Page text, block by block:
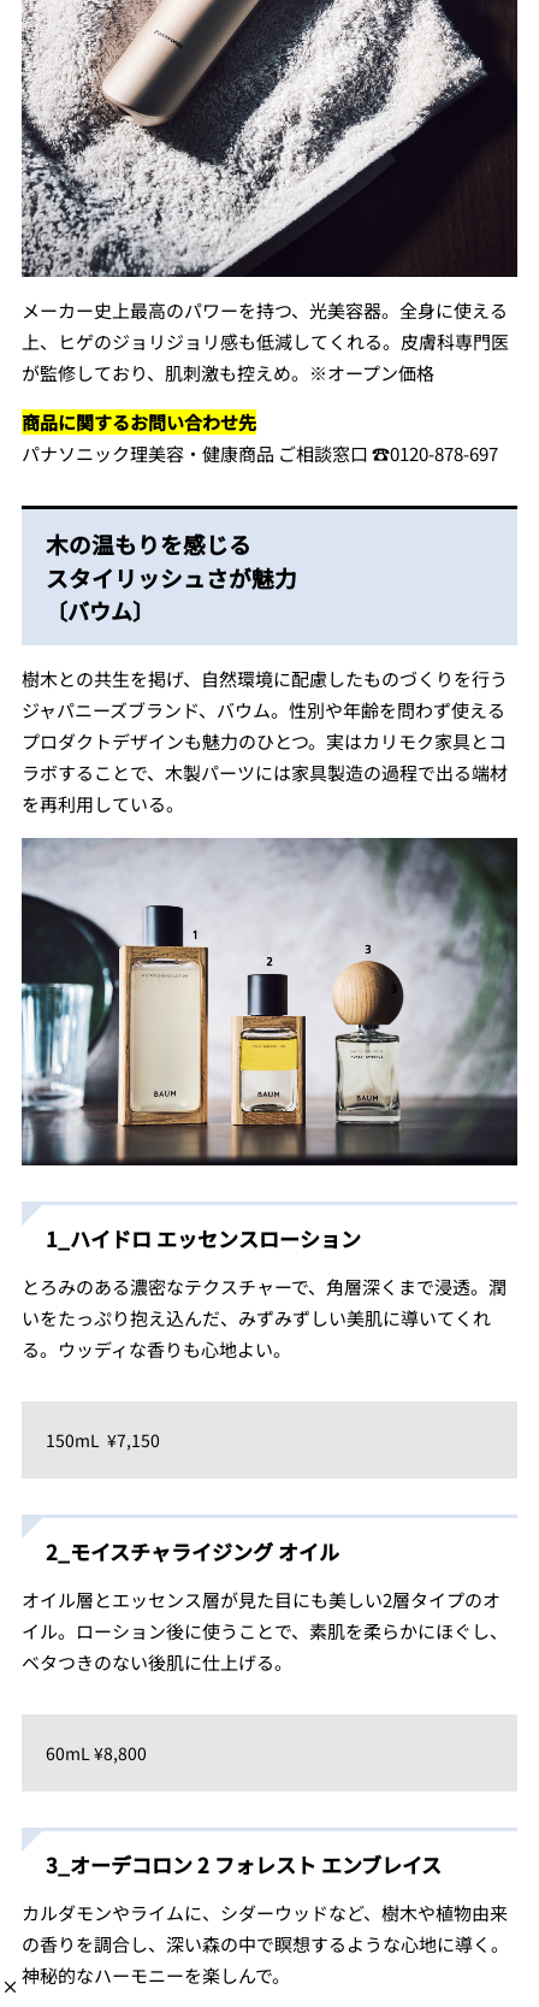
メーカー史上最高のパワーを持つ、光美容器。全身に使える
上、ヒゲのジョリジョリ感も低減してくれる。皮膚科専門医
が監修しており、肌刺激も控えめ。※オープン価格
商品に関するお問い合わせ先
パナソニック理美容・健康商品 ご相談窓口 ☎︎0120-878-697
木の温もりを感じる
スタイリッシュさが魅力
〔バウム〕
樹木との共生を掲げ、⾃然環境に配慮したものづくりを行う
ジャパニーズブランド、バウム。性別や年齢を問わず使える
プロダクトデザインも魅力のひとつ。実はカリモク家具とコ
ラボすることで、木製パーツには家具製造の過程で出る端材
を再利用している。
1_ハイドロ エッセンスローション
とろみのある濃密なテクスチャーで、角層深くまで浸透。潤
いをたっぷり抱え込んだ、みずみずしい美肌に導いてくれ
る。ウッディな香りも心地よい。
150mL ¥7,150
2_モイスチャライジング オイル
オイル層とエッセンス層が見た目にも美しい2層タイプのオ
イル。ローション後に使うことで、素肌を柔らかにほぐし、
ベタつきのない後肌に仕上げる。
60mL ¥8,800
3_オーデコロン 2 フォレスト エンブレイス
カルダモンやライムに、シダーウッドなど、樹木や植物由来
の香りを調合し、深い森の中で瞑想するような心地に導く。
神秘的なハーモニーを楽しんで。